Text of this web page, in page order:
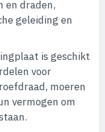
en draden,
geleiding en
is geschikt
voor
moeren
vermogen om